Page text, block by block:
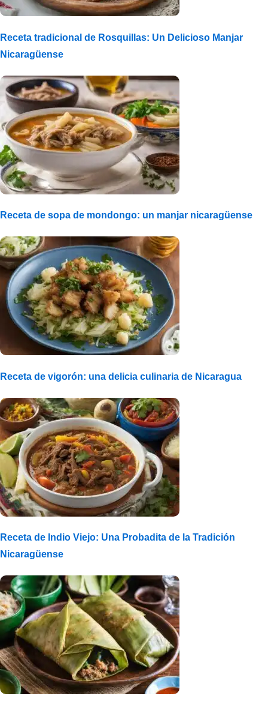
Receta tradicional de Rosquillas: Un Delicioso Manjar
Nicaragüense
Receta de sopa de mondongo: un manjar nicaragüense
Receta de vigorón: una delicia culinaria de Nicaragua
Receta de Indio Viejo: Una Probadita de la Tradición
Nicaragüense